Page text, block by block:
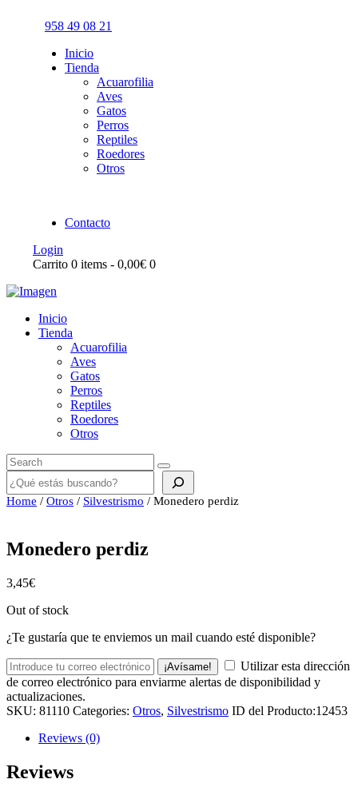
958 49 08 21
Inicio
Tienda
Acuarofilia
Aves
Gatos
Perros
Reptiles
Roedores
Otros
Contacto
Login
Carrito 0 items - 0,00€ 0
Inicio
Tienda
Acuarofilia
Aves
Gatos
Perros
Reptiles
Roedores
Otros
Buscar
Home / Otros / Silvestrismo / Monedero perdiz
Monedero perdiz
3,45€
Out of stock
¿Te gustaría que te enviemos un mail cuando esté disponible?
¡Avísame!
Utilizar esta dirección
de correo electrónico para enviarme alertas de disponibilidad y
actualizaciones.
SKU: 81110 Categories: Otros, Silvestrismo ID del Producto:12453
Reviews (0)
Reviews